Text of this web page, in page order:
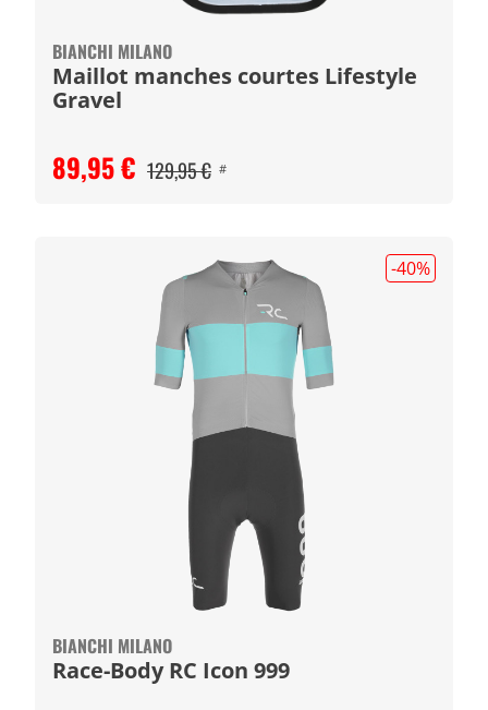
BIANCHI MILANO
Maillot manches courtes Lifestyle
Gravel
89,95 € 129,95 € #
-40%
BIANCHI MILANO
Race-Body RC Icon 999